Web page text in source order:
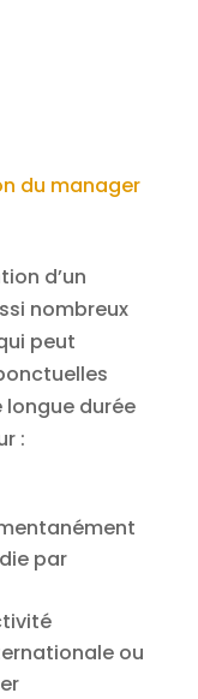
du manager
d’un
nombreux
peut
durée
:
par
ou